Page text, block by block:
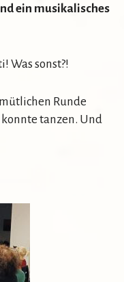
ein musikalisches
Was sonst?!
Runde
tanzen. Und